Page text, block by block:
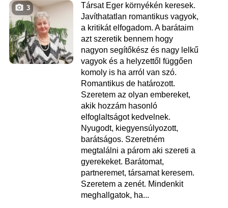
3
Társat Eger környékén keresek.
Javíthatatlan romantikus vagyok,
a kritikát elfogadom. A barátaim
azt szeretik bennem hogy
nagyon segítőkész és nagy lelkű
vagyok és a helyzettől függően
komoly is ha arról van szó.
Romantikus de határozott.
Szeretem az olyan embereket,
akik hozzám hasonló
elfoglaltságot kedvelnek.
Nyugodt, kiegyensúlyozott,
barátságos. Szeretném
megtalálni a párom aki szereti a
gyerekeket. Barátomat,
partneremet, társamat keresem.
Szeretem a zenét. Mindenkit
meghallgatok, ha...